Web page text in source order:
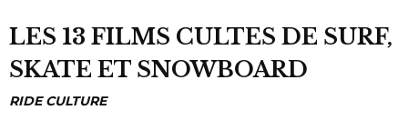
LES 13 FILMS CULTES DE SURF,
SKATE ET SNOWBOARD
RIDE CULTURE